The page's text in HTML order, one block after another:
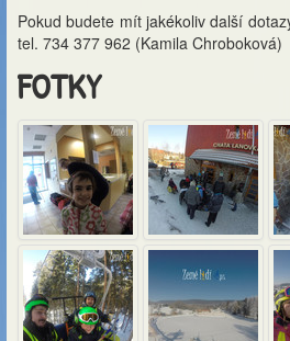
Pokud budete mít jakékoliv další
tel. 734 377 962 (Kamila Chroboková)
FOTKY